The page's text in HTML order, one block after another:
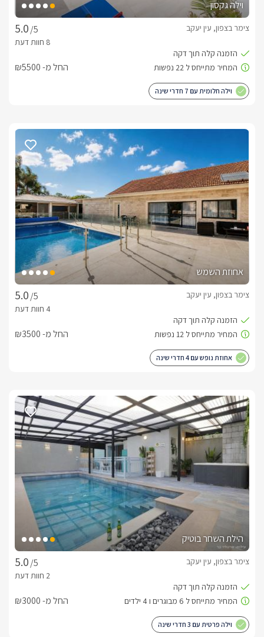
וילה גקסון
/5
צימר בצפון, עין יעקב
החל מ- ₪5500
וילה חלומית עם 7 חדרי שינה
אחוזת השמש
/5
צימר בצפון, עין יעקב
החל מ- ₪3500
אחוזת נופש עם 4 חדרי שינה
הילת השחר בוטיק
/5
צימר בצפון, עין יעקב
החל מ- ₪3000
וילה פרטית עם 3 חדרי שינה